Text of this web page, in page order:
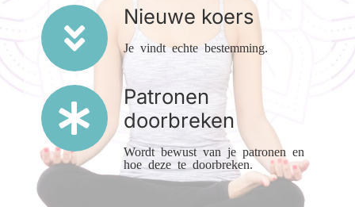
Nieuwe koers
Je vindt echte bestemming.
Patronen
doorbreken
Wordt bewust van je patronen en
hoe deze te doorbreken.